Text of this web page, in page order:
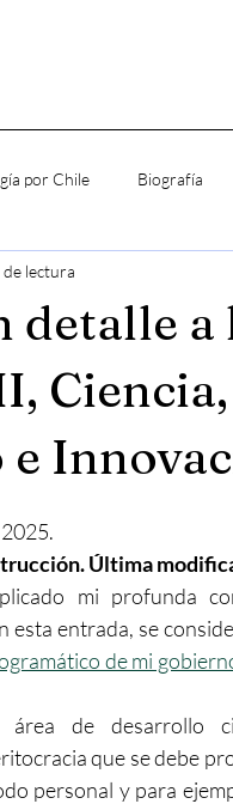
por Chile Biografía
detalle
de lectura
Última
mi profunda
esta entrada, se
de mi
de desarrollo
que se debe
personal y para